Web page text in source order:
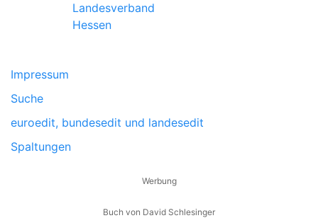
Landesverband
Hessen
Impressum
Suche
euroedit, bundesedit und landesedit
Spaltungen
Werbung
Buch von David Schlesinger